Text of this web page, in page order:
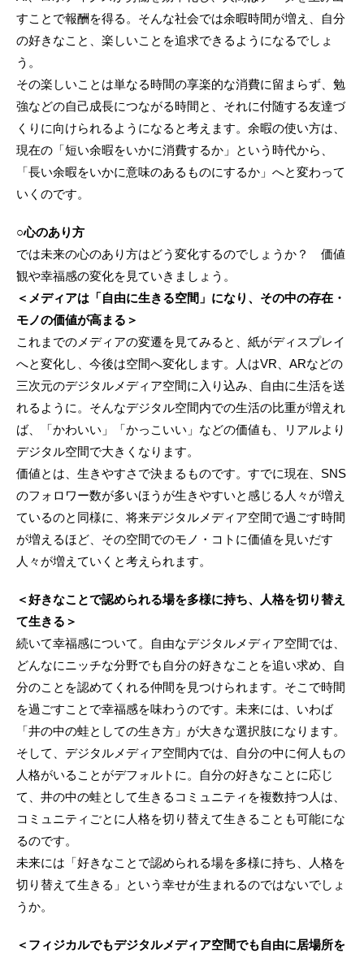
すことで報酬を得る。そんな社会では余暇時間が増え、自分
の好きなこと、楽しいことを追求できるようになるでしょ
う。
その楽しいことは単なる時間の享楽的な消費に留まらず、勉
強などの自己成長につながる時間と、それに付随する友達づ
くりに向けられるようになると考えます。余暇の使い方は、
現在の「短い余暇をいかに消費するか」という時代から、
「長い余暇をいかに意味のあるものにするか」へと変わって
いくのです。
○心のあり方
では未来の心のあり方はどう変化するのでしょうか？ 価値
観や幸福感の変化を見ていきましょう。
＜メディアは「自由に生きる空間」になり、その中の存在・
モノの価値が高まる＞
これまでのメディアの変遷を見てみると、紙がディスプレイ
へと変化し、今後は空間へ変化します。人はVR、ARなどの
三次元のデジタルメディア空間に入り込み、自由に生活を送
れるように。そんなデジタル空間内での生活の比重が増えれ
ば、「かわいい」「かっこいい」などの価値も、リアルより
デジタル空間で大きくなります。
価値とは、生きやすさで決まるものです。すでに現在、SNS
のフォロワー数が多いほうが生きやすいと感じる人々が増え
ているのと同様に、将来デジタルメディア空間で過ごす時間
が増えるほど、その空間でのモノ・コトに価値を見いだす
人々が増えていくと考えられます。
＜好きなことで認められる場を多様に持ち、人格を切り替え
て生きる＞
続いて幸福感について。自由なデジタルメディア空間では、
どんなにニッチな分野でも自分の好きなことを追い求め、自
分のことを認めてくれる仲間を見つけられます。そこで時間
を過ごすことで幸福感を味わうのです。未来には、いわば
「井の中の蛙としての生き方」が大きな選択肢になります。
そして、デジタルメディア空間内では、自分の中に何人もの
人格がいることがデフォルトに。自分の好きなことに応じ
て、井の中の蛙として生きるコミュニティを複数持つ人は、
コミュニティごとに人格を切り替えて生きることも可能にな
るのです。
未来には「好きなことで認められる場を多様に持ち、人格を
切り替えて生きる」という幸せが生まれるのではないでしょ
うか。
＜フィジカルでもデジタルメディア空間でも自由に居場所を